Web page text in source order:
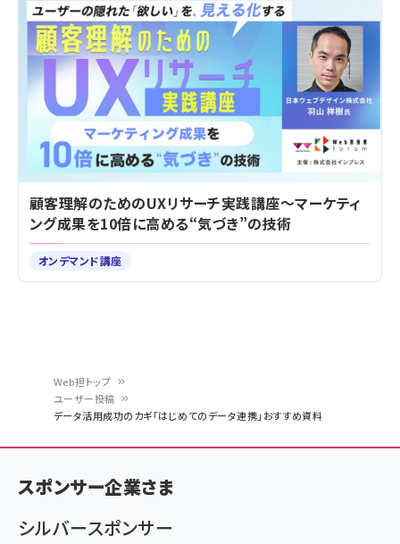
ン
く
ず
Web担トップ
ユーザー投稿
データ活用成功のカギ「はじめてのデータ連携」おすすめ資料
顧客理解のためのUXリサーチ実践講座～マーケティ
ング成果を10倍に高める“気づき”の技術
オンデマンド講座
スポンサー企業さま
シルバースポンサー